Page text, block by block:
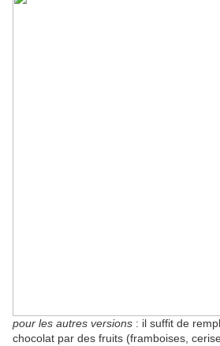
pour les autres versions : il suffit de
chocolat par des fruits (framboises,